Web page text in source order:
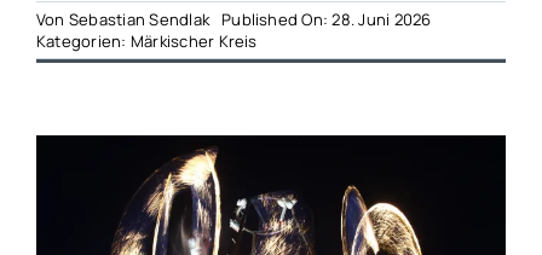
Von Sebastian Sendlak Published On: 28. Juni 2026
Kategorien: Märkischer Kreis